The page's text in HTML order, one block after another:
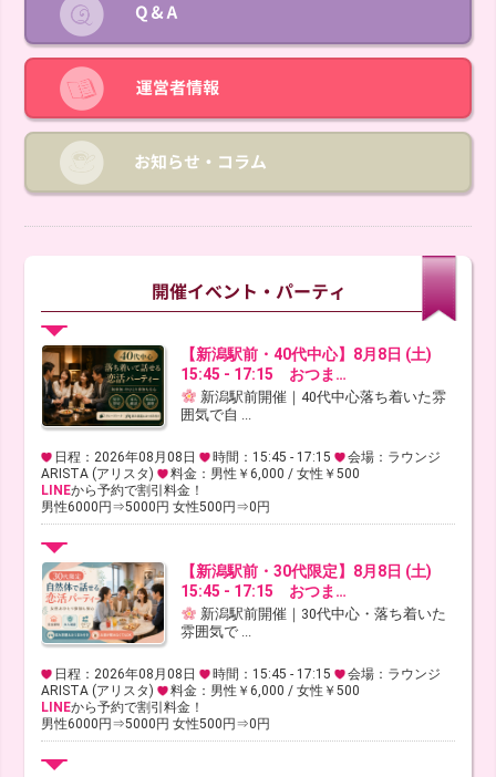
【新潟駅前・40代中心】8月8日 (土)
15:45 - 17:15 おつま…
新潟駅前開催｜40代中心落ち着いた雰
囲気で自 ...
日程：2026年08月08日 時間：15:45 - 17:15
会場：ラウンジ
ARISTA (アリスタ)
料金：男性￥6,000 / 女性￥500
LINEから予約で割引料金！
男性6000円⇒5000円 女性500円⇒0円
【新潟駅前・30代限定】8月8日 (土)
15:45 - 17:15 おつま…
新潟駅前開催｜30代中心・落ち着いた
雰囲気で ...
日程：2026年08月08日 時間：15:45 - 17:15
会場：ラウンジ
ARISTA (アリスタ)
料金：男性￥6,000 / 女性￥500
LINEから予約で割引料金！
男性6000円⇒5000円 女性500円⇒0円